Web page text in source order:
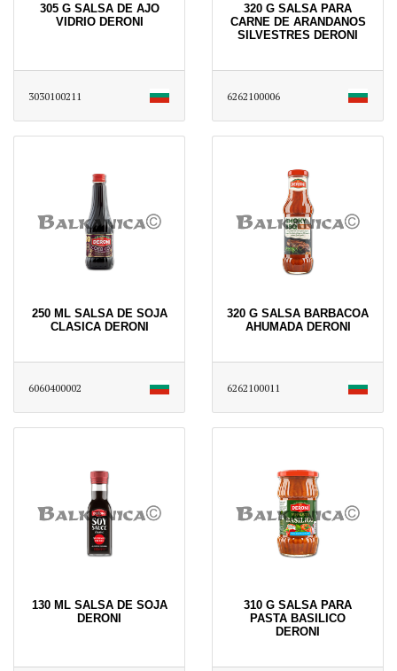
305 G SALSA DE AJO
VIDRIO DERONI
3030100211
320 G SALSA PARA
CARNE DE ARANDANOS
SILVESTRES DERONI
6262100006
250 ML SALSA DE SOJA
CLASICA DERONI
6060400002
320 G SALSA BARBACOA
AHUMADA DERONI
6262100011
130 ML SALSA DE SOJA
DERONI
310 G SALSA PARA
PASTA BASILICO
DERONI